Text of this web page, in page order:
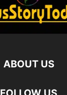
ABOUT US